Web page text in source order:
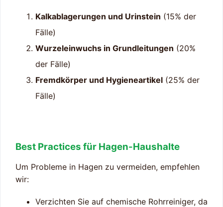
Kalkablagerungen und Urinstein (15% der
Fälle)
Wurzeleinwuchs in Grundleitungen (20%
der Fälle)
Fremdkörper und Hygieneartikel (25% der
Fälle)
Best Practices für Hagen-Haushalte
Um Probleme in Hagen zu vermeiden, empfehlen
wir:
Verzichten Sie auf chemische Rohrreiniger, da